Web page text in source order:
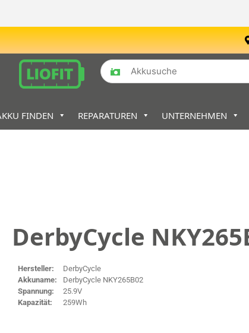
FINDEN REPARATUREN UNTERNEHMEN
DerbyCycle
Hersteller:
DerbyCycle
Akkuname:
DerbyCycle NKY265B02
Spannung:
25.9V
Kapazität:
259Wh